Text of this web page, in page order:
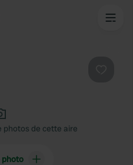
photos de cette aire
photo